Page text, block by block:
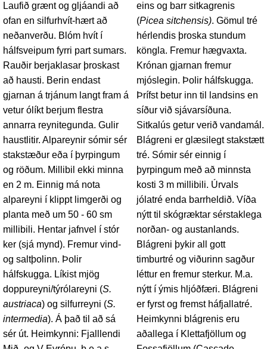
Laufið grænt og gljáandi að
ofan en silfurhvít-hært að
neðanverðu. Blóm hvít í
hálfsveipum fyrri part sumars.
Rauðir berjaklasar þroskast
að hausti. Berin endast
gjarnan á trjánum langt fram á
vetur ólíkt berjum flestra
annarra reynitegunda. Gulir
haustlitir. Alpareynir sómir sér
stakstæður eða í þyrpingum
og röðum. Millibil ekki minna
en 2 m. Einnig má nota
alpareyni í klippt limgerði og
planta með um 50 - 60 sm
millibili. Hentar jafnvel í stór
ker (sjá mynd). Fremur vind-
og saltþolinn. Þolir
hálfskugga. Líkist mjög
doppureyni/týrólareyni (S.
austriaca) og silfurreyni (S.
intermedia). Á það til að sá
sér út. Heimkynni: Fjalllendi
eins og barr sitkagrenis
(Picea sitchensis). Gömul tré
hérlendis þroska stundum
köngla. Fremur hægvaxta.
Krónan gjarnan fremur
mjóslegin. Þolir hálfskugga.
Þrífst betur inn til landsins en
síður við sjávarsíðuna.
Sitkalús getur verið vandamál.
Blágreni er glæsilegt stakstætt
tré. Sómir sér einnig í
þyrpingum með að minnsta
kosti 3 m millibili. Úrvals
jólatré enda barrheldið. Víða
nýtt til skógræktar sérstaklega
norðan- og austanlands.
Blágreni þykir all gott
timburtré og viðurinn sagður
léttur en fremur sterkur. M.a.
nýtt í ýmis hljóðfæri. Blágreni
er fyrst og fremst háfjallatré.
Heimkynni blágrenis eru
aðallega í Klettafjöllum og